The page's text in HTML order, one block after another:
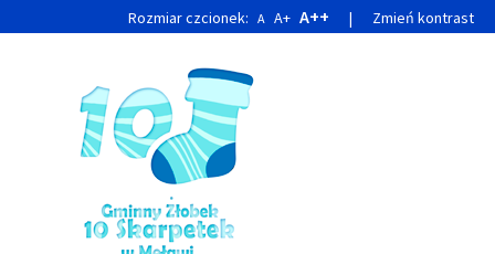
do
do
Rozmiar czcionek: A A+ A++ | Zmień kontrast